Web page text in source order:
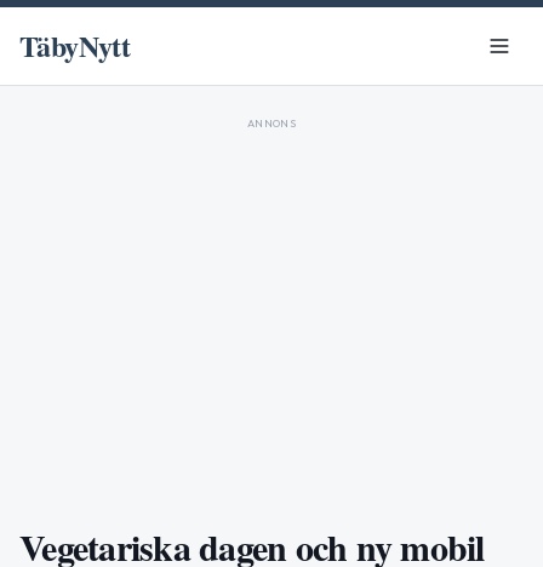
TäbyNytt
ANNONS
Vegetariska dagen och ny mobil